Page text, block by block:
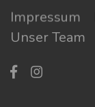
Impressum
Unser Team